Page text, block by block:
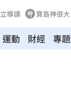
導讀 寶島神很大
運動 財經 專題